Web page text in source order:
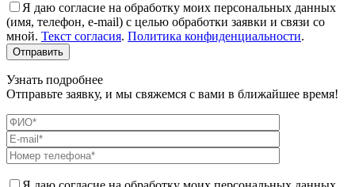
Я даю согласие на обработку моих персональных данных
(имя, телефон, e-mail) с целью обработки заявки и связи со
мной. Текст согласия. Политика конфиденциальности.
Узнать подробнее
Отправьте заявку, и мы свяжемся с вами в ближайшее время!